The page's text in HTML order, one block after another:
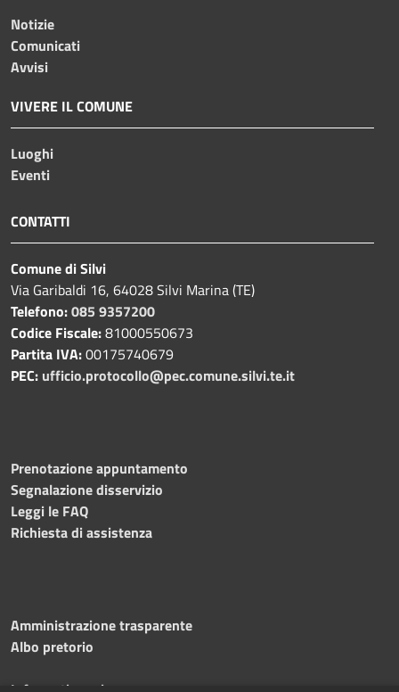
Notizie
Comunicati
Avvisi
VIVERE IL COMUNE
Luoghi
Eventi
CONTATTI
Comune di Silvi
Via Garibaldi 16, 64028 Silvi Marina (TE)
Telefono:085 9357200
Codice Fiscale:81000550673
Partita IVA:00175740679
PEC: ufficio.protocollo@pec.comune.silvi.te.it
Prenotazione appuntamento
Segnalazione disservizio
Leggi le FAQ
Richiesta di assistenza
Amministrazione trasparente
Albo pretorio